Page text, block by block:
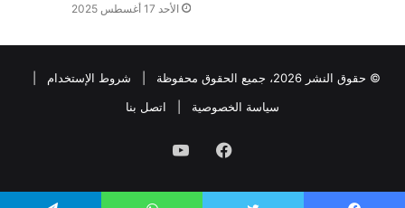
الأحد 17 أغسطس 2025
© حقوق النشر 2026، جميع الحقوق محفوظة | شروط الإستخدام
سياسة الخصوصية
اتصل بنا
فيسبوكيوتيوب